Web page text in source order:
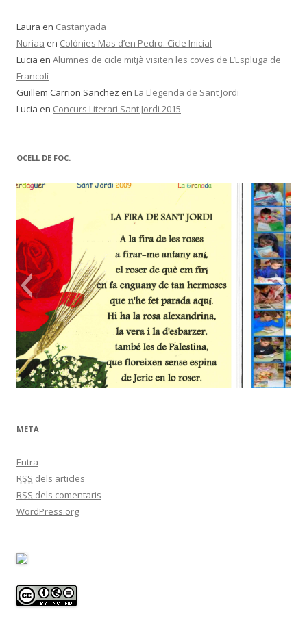
Laura en Castanyada
Nuriaa en Colònies Mas d’en Pedro. Cicle Inicial
Lucia en Alumnes de cicle mitjà visiten les coves de L’Espluga de
Francolí
Guillem Carrion Sanchez en La Llegenda de Sant Jordi
Lucia en Concurs Literari Sant Jordi 2015
OCELL DE FOC.
META
Entra
RSS dels articles
RSS dels comentaris
WordPress.org